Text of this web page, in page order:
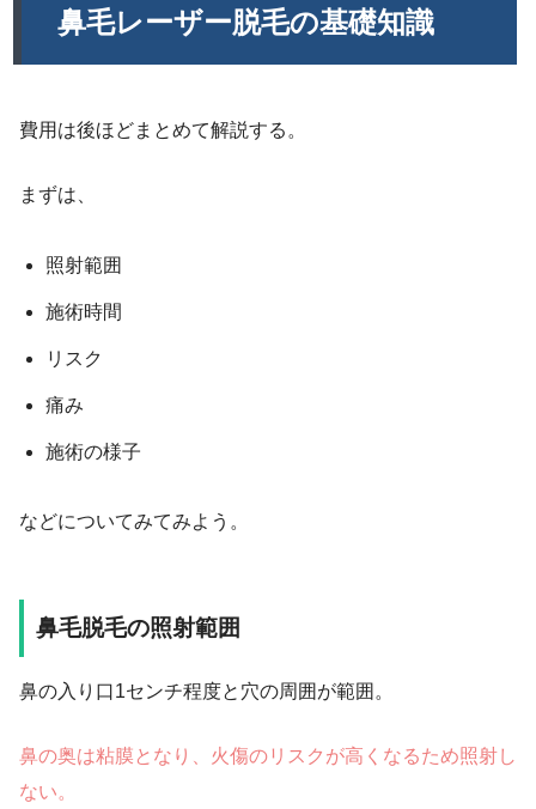
鼻毛レーザー脱毛の基礎知識
費用は後ほどまとめて解説する。
まずは、
照射範囲
施術時間
リスク
痛み
施術の様子
などについてみてみよう。
鼻毛脱毛の照射範囲
鼻の入り口1センチ程度と穴の周囲が範囲。
鼻の奥は粘膜となり、火傷のリスクが高くなるため照射し
ない。